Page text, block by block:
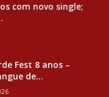
com novo single;
Fest 8 anos –
de...